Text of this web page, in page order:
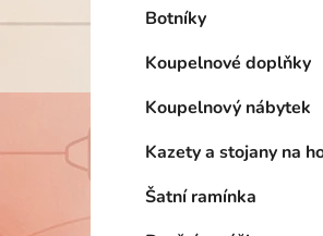
Botníky
Koupelnové doplňky
Koupelnový nábytek
Kazety a stojany na
Šatní ramínka